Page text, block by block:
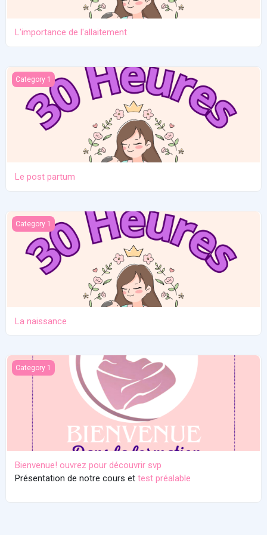
L'importance de l'allaitement
Le post partum
Category 1
Le post partum
La naissance
Category 1
La naissance
Bienvenue! ouvrez pour découvrir svp
Category 1
Bienvenue! ouvrez pour découvrir svp
Présentation de notre cours et test préalable